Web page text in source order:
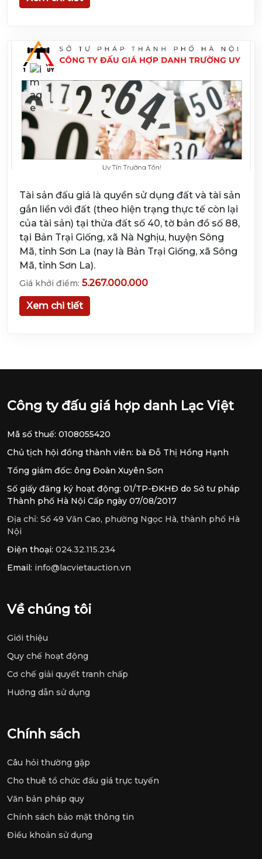
Tài sản đấu giá là quyền sử dụng đất và tài sản
gắn liền với đất (theo hiện trạng thực tế còn lại
của tài sản) tại thửa đất số 40, tờ bản đồ số 88,
tại Bản Trại Giống, xã Nà Nghịu, huyện Sông
Mã, tỉnh Sơn La (nay là Bản Trại Giống, xã Sông
Mã, tỉnh Sơn La).
Giá khởi điểm: 5.267.000.000
Xem chi tiết
Công ty đấu giá hợp danh Lạc Việt
Mã số thuế: 0108055420
Chủ tịch hội đồng thành viên: bà Đỗ Thị Hồng Hạnh
Tổng giám đốc: ông Đoàn Xuyên Sơn
Số giấy đăng ký hoạt động: 01/TP-ĐKHĐ do Sở tư pháp
Thành phố Hà Nội Cấp ngày 07/08/2017
Địa chỉ: Số 49 Văn Cao, phường Ngọc Hà, thành phố Hà
Nội
Điện thoại: 024.32.115.234
Email: info@lacvietauction.vn
Về chúng tôi
Giới thiệu
Quy chế hoạt động
Cơ chế giải quyết tranh chấp
Hướng dẫn sử dụng
Chính sách
Câu hỏi thường gặp
Cho thuê tổ chức đấu giá trực tuyến
Văn bản pháp quy
Chính sách bảo mật thông tin
Điều khoản sử dụng